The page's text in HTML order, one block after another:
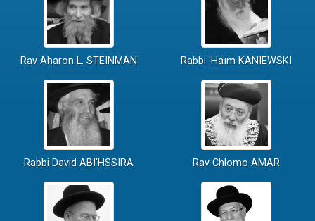
Rav Aharon L. STEINMAN Rabbi 'Haïm KANIEWSKI
Rabbi David ABI'HSSIRA Rav Chlomo AMAR